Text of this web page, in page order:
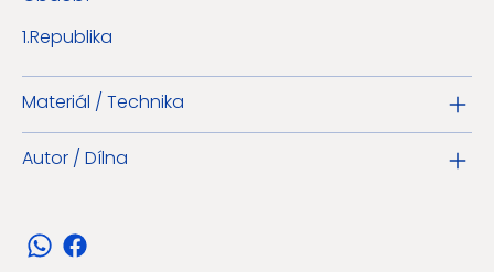
1.Republika
Materiál / Technika
Autor / Dílna